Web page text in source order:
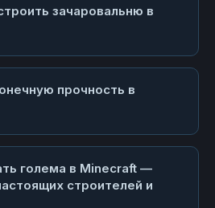
зачаровальню в
прочность в
голема в Minecraft —
строителей и